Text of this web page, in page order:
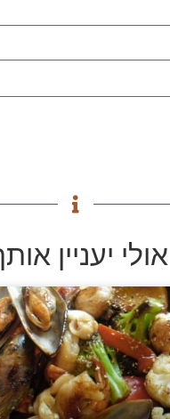
אולי יעניין אותך: